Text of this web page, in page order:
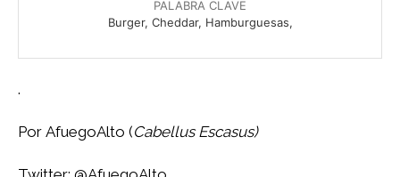
PALABRA CLAVE
Burger, Cheddar, Hamburguesas,
.
Por AfuegoAlto (Cabellus Escasus)